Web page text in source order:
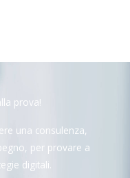
prova!
una consulenza,
per provare a
digitali.